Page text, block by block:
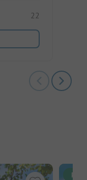
22